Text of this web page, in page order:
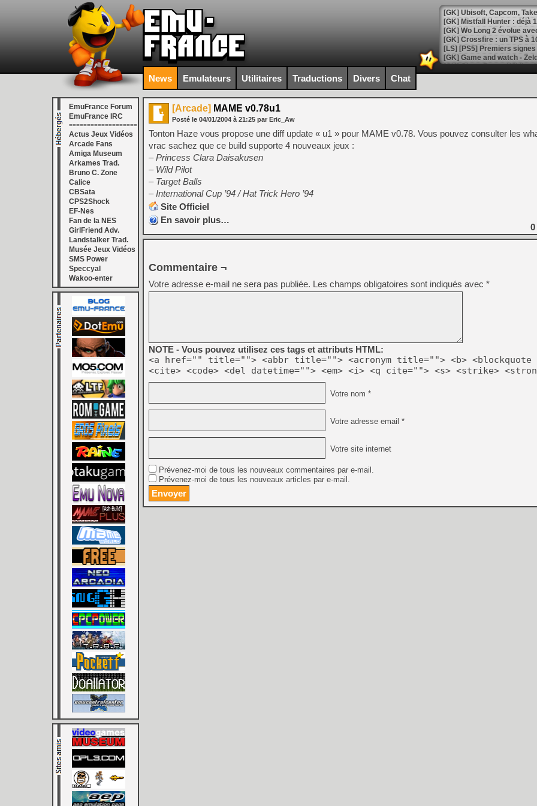
[GK] Mistfall Hunter : déjà
[GK] Wo Long 2 évolue
[GK] Crossfire : un TPS à
[LS] [PS5] Premiers
[Mo5] DOOM arrive en
[GK] Bethesda fête les 30
[GK] Roblox : l'action en
[GK] Agenda - GeForce
[LS] [PS5] ps5-y2jb-
[GK] Pourquoi Marvel
[GK] Test : Restory : Chill
[GK] GTA 6 : Rockstar
[GK] Hot Wheels Infinite
[GK] Mémoire cash -
[GK] Résultats Nintendo :
[GK] Déjà des
[Mo5] Brickboy cherche à
[GK] Minecraft et ses «
[GK] Beast of
[GK] Mémoire cash -
[GK] Dan Houser (GTA)
[GK] Comment EA Sports
[GK] Crimson Moon : un
[GK] Isle of Reveries : le
[GK] Moonlighter 2 : The
[GK] Capcom relance
[Mo5] Deux inédits du
News Emulateurs Utilitaires Traductions Divers Chat
EmuFrance Forum
EmuFrance IRC
===================
Actus Jeux Vidéos
Arcade Fans
Amiga Museum
Arkames Trad.
Bruno C. Zone
Calice
CBSata
CPS2Shock
EF-Nes
Fan de la NES
GirlFriend Adv.
Landstalker Trad.
Musée Jeux Vidéos
SMS Power
Speccyal
Wakoo-enter
[Arcade] MAME v0.78u1
Posté le 04/01/2004 à 21:25 par Eric_Aw
Tonton Haze vous propose une diff update « u1 » pour MAME v0.78. Vous pouvez consulter les
vrac sachez que ce build supporte 4 nouveaux jeux :
– Princess Clara Daisakusen
– Wild Pilot
– Target Balls
– International Cup ’94 / Hat Trick Hero ’94
Site Officiel
En savoir plus…
0
Commentaire ¬
Votre adresse e-mail ne sera pas publiée. Les champs obligatoires sont indiqués avec *
NOTE - Vous pouvez utilisez ces tags et attributs HTML:
<a href="" title=""> <abbr title=""> <acronym title=""> <b> <blockquote
<cite> <code> <del datetime=""> <em> <i> <q cite=""> <s> <strike>
Votre nom *
Votre adresse email *
Votre site internet
Prévenez-moi de tous les nouveaux commentaires par e-mail.
Prévenez-moi de tous les nouveaux articles par e-mail.